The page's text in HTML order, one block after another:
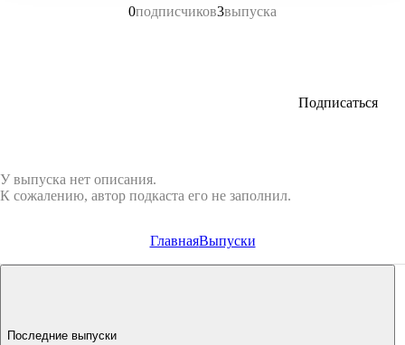
0подписчиков3выпуска
Подписаться
У выпуска нет описания.
К сожалению, автор подкаста его не заполнил.
ГлавнаяВыпуски
Последние выпуски